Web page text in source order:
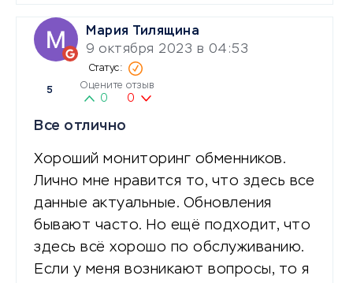
Мария Тилящина
9 октября 2023 в 04:53
5 Оцените отзыв
0 0
Все отлично
Хороший мониторинг обменников.
Лично мне нравится то, что здесь все
данные актуальные. Обновления
бывают часто. Но ещё подходит, что
здесь всё хорошо по обслуживанию.
Если у меня возникают вопросы, то я